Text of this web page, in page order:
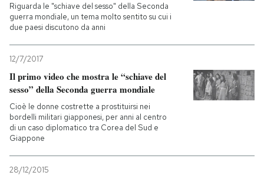
Cultura
Economia
Europa
PODCAST
NEWSLETTER
Riguarda le "schiave del sesso" della Seconda
guerra mondiale, un tema molto sentito su cui i
due paesi discutono da anni
12/7/2017
Il primo video che mostra le “schiave del
sesso” della Seconda guerra mondiale
Cioè le donne costrette a prostituirsi nei
bordelli militari giapponesi, per anni al centro
di un caso diplomatico tra Corea del Sud e
Giappone
28/12/2015